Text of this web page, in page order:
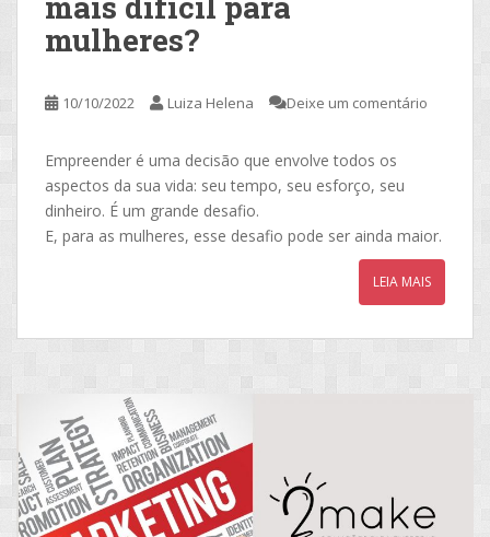
mulheres?
10/10/2022 Luiza Helena Deixe um comentário
Empreender é uma decisão que envolve todos os
aspectos da sua vida: seu tempo, seu esforço, seu
dinheiro. É um grande desafio.
E, para as mulheres, esse desafio pode ser ainda maior.
LEIA MAIS